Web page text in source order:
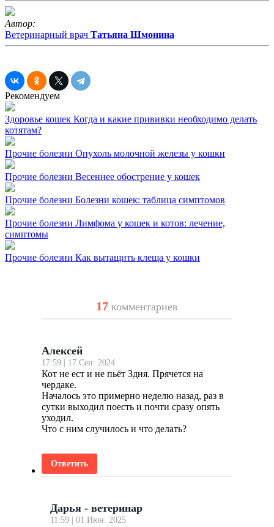
Автор:
Ветеринарный врач Татьяна Шмонина
Рекомендуем
Здоровье кошек Когда и какие прививки необходимо делать
котятам?
Прочие болезни Опухоль молочной железы у кошки
Прочие болезни Весеннее обострение у кошек
Прочие болезни Болезни кошек: таблица симптомов
Прочие болезни Лимфома у кошек и котов: лечение,
симптомы
Прочие болезни Как вытащить клеща у кошки
17 комментариев
Алексей
17:59 | 17 Сен. 2024
Кот не ест и не пьёт 3дня. Прячется на
чердаке.
Началось это примерно неделю назад, раз в
сутки выходил поесть и почти сразу опять
уходил.
Что с ним случилось и что делать?
Ответить
Дарья - ветеринар
11:59 | 01 Июн. 2025